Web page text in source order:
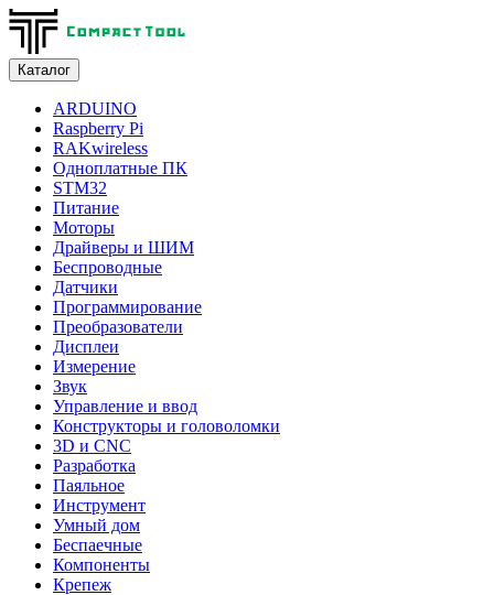
Каталог
ARDUINO
Raspberry Pi
RAKwireless
Одноплатные ПК
STM32
Питание
Моторы
Драйверы и ШИМ
Беспроводные
Датчики
Программирование
Преобразователи
Дисплеи
Измерение
Звук
Управление и ввод
Конструкторы и головоломки
3D и CNC
Разработка
Паяльное
Инструмент
Умный дом
Беспаечные
Компоненты
Крепеж